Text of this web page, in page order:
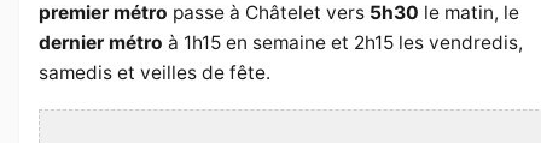
premier métro passe à Châtelet vers 5h30 le matin, le
dernier métro à 1h15 en semaine et 2h15 les vendredis,
samedis et veilles de fête.